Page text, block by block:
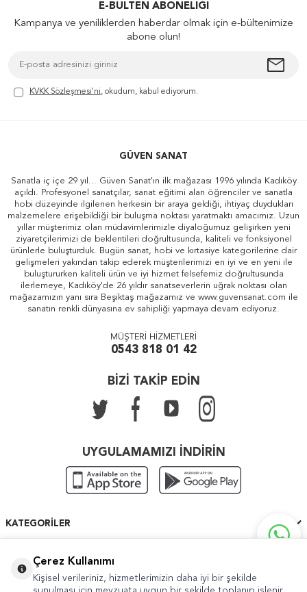
E-BÜLTEN ABONELIĞI
Kampanya ve yeniliklerden haberdar olmak için e-bültenimize
abone olun!
KVKK Sözleşmesi'ni, okudum, kabul ediyorum.
GÜVEN SANAT
Sanatla iç içe 29 yıl... Güven Sanat'ın ilk mağazası 1996 yılında Kadıköy
açıldı. Profesyonel sanatçılar, sanat eğitimi alan öğrenciler ve sanatla
hobi düzeyinde ilgilenen herkesin bir araya geldiği, ihtiyaç duydukları
malzemelere erişebildiği bir buluşma noktası yaratmaktı amacımız. Uzun
yıllar müşterimiz olan müdavimlerimizle diyaloğumuz gelişirken yeni
ziyaretçilerimizi de beklentileri doğrultusunda, kaliteli ve fonksiyonel
ürünlerle buluşturduk. Bugün sanat, hobi ve kırtasiye kategorilerine dair
gelişmeleri yakından takip ederek müşterilerimizi en iyi ve en yeni ile
buluştururken kaliteli ürün ve iyi hizmet felsefemiz doğrultusunda
ilerlemeye, Kadıköy'de 26 yıldır sanatseverlerin uğrak noktası olan
mağazamızın yanı sıra Beşiktaş mağazamız ve www.guvensanat.com ile
sanatın renkli dünyasına ev sahipliği yapmaya devam ediyoruz.
MÜŞTERİ HİZMETLERİ
0543 818 01 42
BİZİ TAKİP EDİN
UYGULAMAMIZI İNDİRİN
KATEGORILER
HIZLI ERIŞIM
Çerez Kullanımı
Kişisel verileriniz, hizmetlerimizin daha iyi bir şekilde